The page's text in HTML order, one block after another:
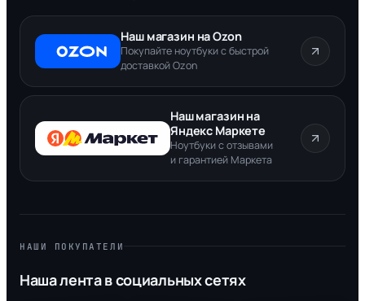
Наш магазин на Ozon
Покупайте ноутбуки с быстрой
доставкой Ozon
Наш магазин на
Яндекс Маркете
Ноутбуки с отзывами
и гарантией Маркета
НАШИ ПОКУПАТЕЛИ
Наша лента в социальных сетях